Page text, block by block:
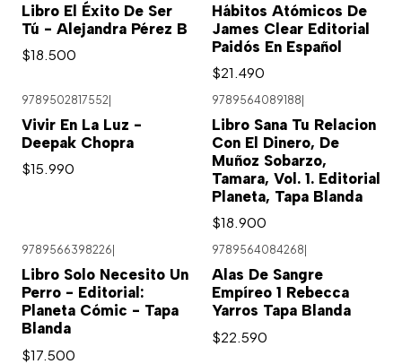
Libro El Éxito De Ser
Tú - Alejandra Pérez B
$18.500
Hábitos Atómicos De
James Clear Editorial
Paidós En Español
$21.490
9789502817552
Vivir En La Luz -
Deepak Chopra
$15.990
9789564089188
Libro Sana Tu Relacion
Con El Dinero, De
Muñoz Sobarzo,
Tamara, Vol. 1. Editorial
Planeta, Tapa Blanda
$18.900
9789566398226
Libro Solo Necesito Un
Perro - Editorial:
Planeta Cómic - Tapa
Blanda
$17.500
9789564084268
Alas De Sangre
Empíreo 1 Rebecca
Yarros Tapa Blanda
$22.590